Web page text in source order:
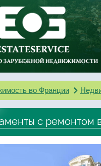
во Франции
с ремонтом